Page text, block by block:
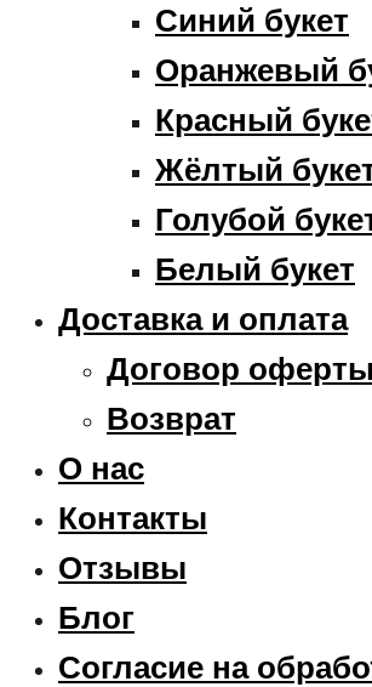
Синий букет
Оранжевый
Красный
Жёлтый
Голубой
Белый букет
Доставка и оплата
Договор оферты
Возврат
О нас
Контакты
Отзывы
Блог
Согласие на